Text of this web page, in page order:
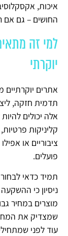
איכות,
החושים – גם
למי זה
יוקרתי
אתרים יוקרתיים
תדמית חזקה,
אלה יכולים
קליניקות
ציבוריים או
פועלים.
תמיד כדאי
ניסיון כי
מוצרים במחיר
שמצדיק את
עוד לפני